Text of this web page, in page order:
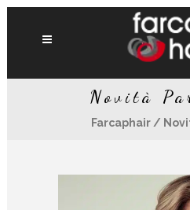
Novità
Farcaphair/